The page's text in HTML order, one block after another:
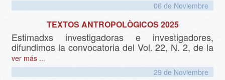
06 de Noviembre
TEXTOS ANTROPOLÒGICOS 2025
Estimadxs investigadoras e investigadores,
difundimos la convocatoria del Vol. 22, N. 2, de la
ver más ...
29 de Noviembre